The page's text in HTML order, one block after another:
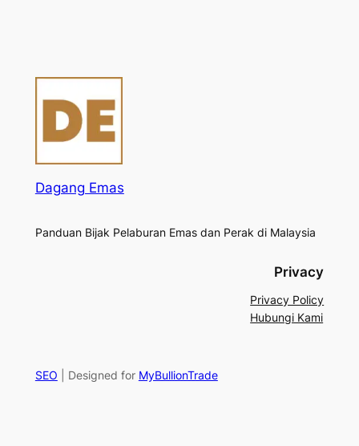
Dagang Emas
Panduan Bijak Pelaburan Emas dan Perak di Malaysia
Privacy
Privacy Policy
Hubungi Kami
SEO | Designed for MyBullionTrade